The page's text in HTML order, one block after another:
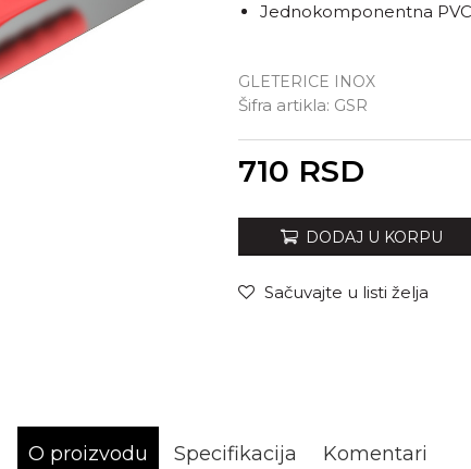
GLETERICE INOX
Šifra artikla: GSR
Jednokomponentna
710 RSD
DODAJ U KORPU
Sačuvajte u listi želja
O proizvodu Specifikacija Komentari